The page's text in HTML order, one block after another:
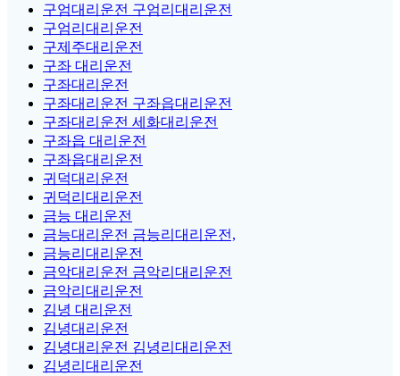
구엄대리운전 구엄리대리운전
구엄리대리운전
구제주대리운전
구좌 대리운전
구좌대리운전
구좌대리운전 구좌읍대리운전
구좌대리운전 세화대리운전
구좌읍 대리운전
구좌읍대리운전
귀덕대리운전
귀덕리대리운전
금능 대리운전
금능대리운전 금능리대리운전,
금능리대리운전
금악대리운전 금악리대리운전
금악리대리운전
김녕 대리운전
김녕대리운전
김녕대리운전 김녕리대리운전
김녕리대리운전